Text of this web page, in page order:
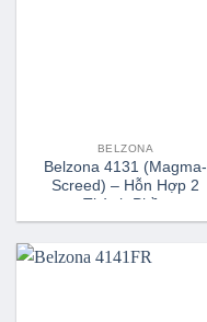
BELZONA
Belzona 4131 (Magma-
Screed) – Hỗn Hợp 2
Thành Phần